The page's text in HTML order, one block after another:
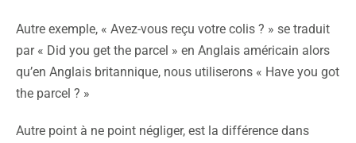
Autre exemple, « Avez-vous reçu votre colis ? » se traduit
par « Did you get the parcel » en Anglais américain alors
qu’en Anglais britannique, nous utiliserons « Have you got
the parcel ? »
Autre point à ne point négliger, est la différence dans